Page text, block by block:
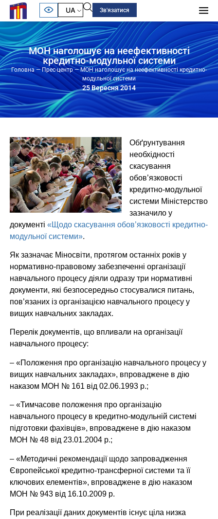
UA Зв'язатися
МОН наголошує на неефективності
кредитно-модульної системи
Головна —Прес-центр—МОН наголошує на неефективності кредитно-
модульної системи
25 Вересня 2014
Обґрунтування
необхідності
скасування
обов’язковості
кредитно-модульної
системи Міністерство
зазначило у
документі «Щодо скасування обов’язковості кредитно-
модульної системи».
Як зазначає Міносвіти, протягом останніх років у
нормативно-правовому забезпеченні організації
навчального процесу діяли одразу три нормативні
документи, які безпосередньо стосувалися питань,
пов’язаних із організацією навчального процесу у
вищих навчальних закладах.
Перелік документів, що впливали на організації
навчального процесу:
– «Положення про організацію навчального процесу у
вищих навчальних закладах», впроваджене в дію
наказом МОН № 161 від 02.06.1993 р.;
– «Тимчасове положення про організацію
навчального процесу в кредитно-модульній системі
підготовки фахівців», впроваджене в дію наказом
МОН № 48 від 23.01.2004 р.;
– «Методичні рекомендації щодо запровадження
Європейської кредитно-трансферної системи та її
ключових елементів», впроваджене в дію наказом
МОН № 943 від 16.10.2009 р.
При реалізації даних документів існує ціла низка